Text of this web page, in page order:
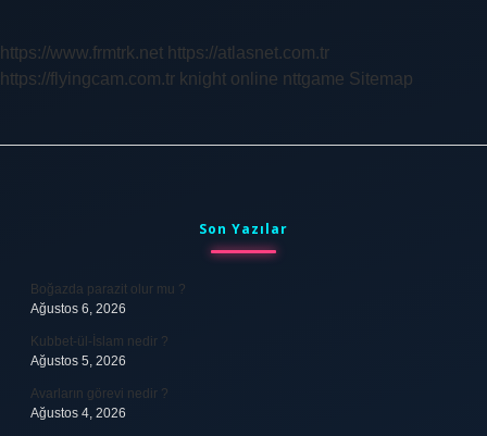
https://www.frmtrk.net https://atlasnet.com.tr
https://flyingcam.com.tr knight online nttgame Sitemap
Son Yazılar
Boğazda parazit olur mu ?
Ağustos 6, 2026
Kubbet-ül-İslam nedir ?
Ağustos 5, 2026
Avarların görevi nedir ?
Ağustos 4, 2026